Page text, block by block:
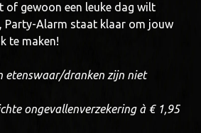
of gewoon een leuke dag wilt
Party-Alarm staat klaar om jouw
te maken!
etenswaar/dranken zijn niet
ongevallenverzekering à € 1,95